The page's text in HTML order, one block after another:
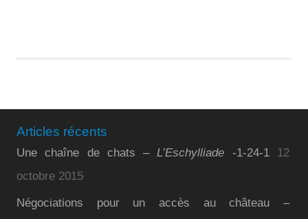
Articles récents
Une chaîne de chats –L’Eschylliade -1-24-1
12
octobre 2015
Négociations pour un accès au château –